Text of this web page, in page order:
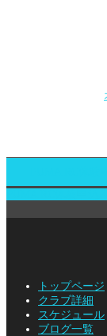
トップページ
クラブ詳細
スケジュール
ブログ一覧